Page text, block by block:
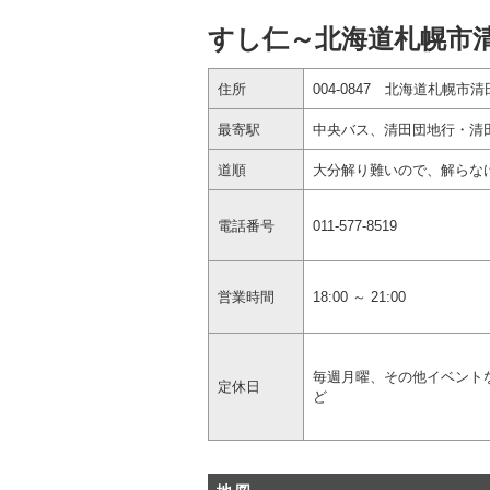
すし仁～北海道札幌市
住所 004-0847 北海道札幌市清
最寄駅 中央バス、清田団地行・清
道順 大分解り難いので、解ら
電話番号 011-577-8519
営業時間 18:00 ～ 21:00
定休日
毎週月曜、その他イベント
ど